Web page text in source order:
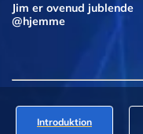
Jim er ovenud jublende
@hjemme
Introduktion